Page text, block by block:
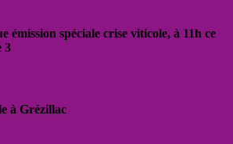
émission spéciale crise viticole, à 11h ce
3
à Grézillac